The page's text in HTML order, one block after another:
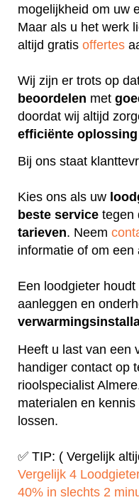
mogelijkheid om uw
Maar als u het werk
altijd gratis offertes
Wij zijn er trots op
beoordelen met
doordat wij altijd
efficiënte oplossing
Bij ons staat
Kies ons als uw
beste service tegen
tarieven. Neem
informatie of om een
Een loodgieter
aanleggen en
Heeft u last van een
handiger contact op
rioolspecialist
materialen en
lossen.
✅ TIP: ( Vergelijk
Vergelijk 4
40% in slechts 2